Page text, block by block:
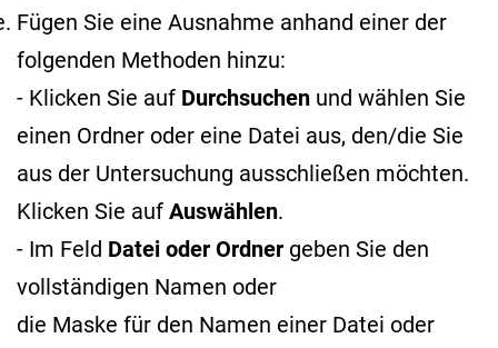
Fügen Sie eine Ausnahme anhand einer der
folgenden Methoden hinzu:
- Klicken Sie auf Durchsuchen und wählen Sie
einen Ordner oder eine Datei aus, den/die Sie
aus der Untersuchung ausschließen möchten.
Klicken Sie auf Auswählen.
- Im Feld Datei oder Ordner geben Sie den
vollständigen Namen oder
die Maske für den Namen einer Datei oder